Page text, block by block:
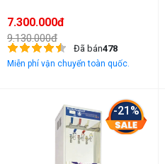
7.300.000đ
9.130.000đ
Đã bán478
Miễn phí vận chuyển toàn quốc.
-21%